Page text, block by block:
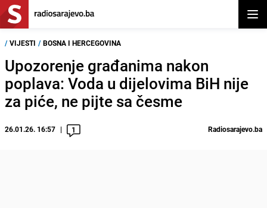
/ VIJESTI / BOSNA I HERCEGOVINA
Upozorenje građanima nakon
poplava: Voda u dijelovima BiH nije
za piće, ne pijte sa česme
26.01.26. 16:57 1 Radiosarajevo.ba